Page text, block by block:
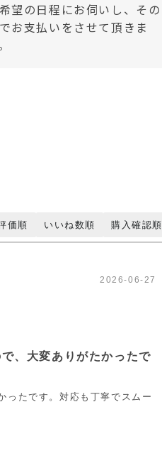
望の日程にお伺いし、その
お支払いをさせて頂きま
価順 いいね数順 購入確認順
2026-06-27
、大変ありがたかったで
ったです。対応も丁寧でスムー